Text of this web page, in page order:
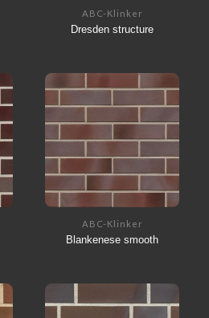
ABC-Klinker
Dresden structure
ABC-Klinker
Blankenese smooth